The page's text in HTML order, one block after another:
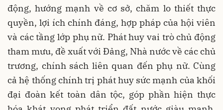
động, hướng mạnh về cơ sở, chăm lo thiết thực
quyền, lợi ích chính đáng, hợp pháp của hội viên
và các tầng lớp phụ nữ. Phát huy vai trò chủ động
tham mưu, đề xuất với Đảng, Nhà nước về các chủ
trương, chính sách liên quan đến phụ nữ. Cùng
cả hệ thống chính trị phát huy sức mạnh của khối
đại đoàn kết toàn dân tộc, góp phần hiện thực